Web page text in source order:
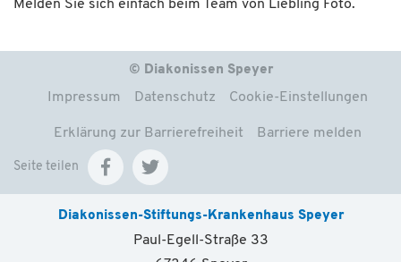
Melden Sie sich einfach beim Team von Liebling Foto.
© Diakonissen Speyer
Impressum Datenschutz Cookie-Einstellungen
Erklärung zur Barrierefreiheit Barriere melden
Seite teilen
Diakonissen-Stiftungs-Krankenhaus Speyer
Paul-Egell-Straße 33